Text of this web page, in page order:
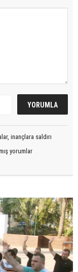
inançlara saldırı
yorumlar